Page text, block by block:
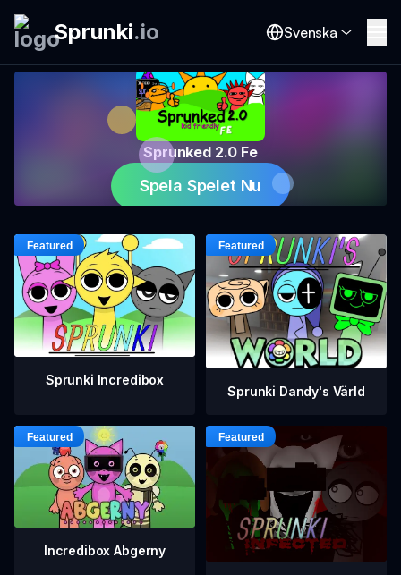
Sprunki.io Svenska
Sprunked 2.0 Fe
Spela Spelet Nu
Sprunki Incredibox
Sprunki Dandy's Värld
Incredibox Abgerny